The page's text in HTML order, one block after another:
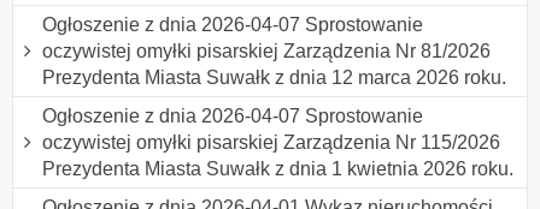
Ogłoszenie z dnia 2026-04-07 Sprostowanie
oczywistej omyłki pisarskiej Zarządzenia Nr 81/2026
Prezydenta Miasta Suwałk z dnia 12 marca 2026 roku.
Ogłoszenie z dnia 2026-04-07 Sprostowanie
oczywistej omyłki pisarskiej Zarządzenia Nr 115/2026
Prezydenta Miasta Suwałk z dnia 1 kwietnia 2026 roku.